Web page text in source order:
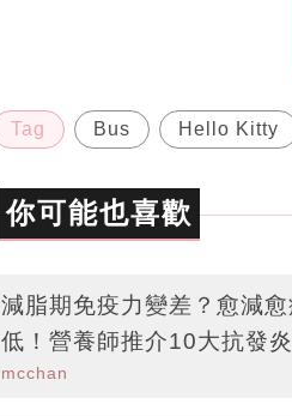
Tag Bus Hello Kitty
你可能也喜歡
減脂期免疫力變差？愈減
低！營養師推介10大抗發
抗力兼加速燒脂
mcchan